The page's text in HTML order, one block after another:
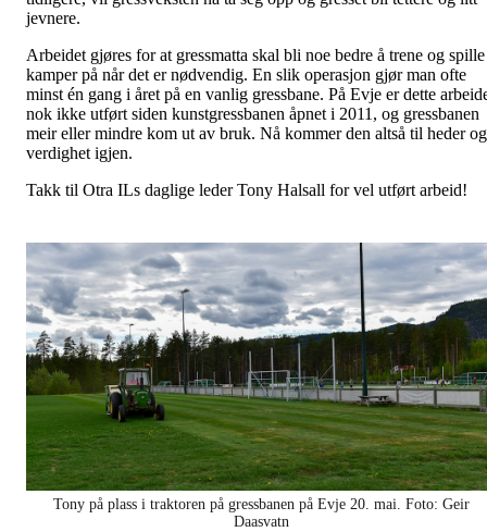
jevnere.
Arbeidet gjøres for at gressmatta skal bli noe bedre å trene og spille
kamper på når det er nødvendig. En slik operasjon gjør man ofte
minst én gang i året på en vanlig gressbane. På Evje er dette
nok ikke utført siden kunstgressbanen åpnet i 2011, og gressbanen
meir eller mindre kom ut av bruk. Nå kommer den altså til heder og
verdighet igjen.
Takk til Otra ILs daglige leder Tony Halsall for vel utført arbeid!
Tony på plass i traktoren på gressbanen på Evje 20. mai. Foto: Geir
Daasvatn